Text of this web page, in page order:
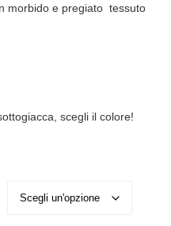
morbido e pregiato tessuto
scegli il colore!